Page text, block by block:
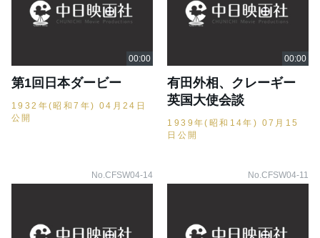
第1回日本ダービー
1932年(昭和7年) 04月24日
公開
有田外相、クレーギー
英国大使会談
1939年(昭和14年) 07月15
日公開
No.CFSW04-14 No.CFSW04-11